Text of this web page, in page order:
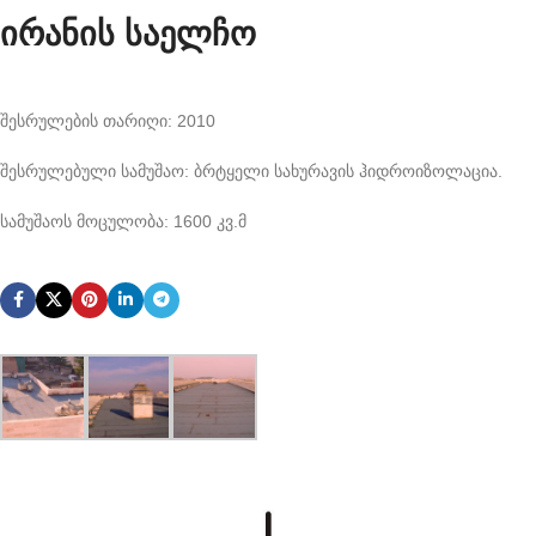
ირანის საელჩო
შესრულების თარიღი: 2010
შესრულებული სამუშაო: ბრტყელი სახურავის ჰიდროიზოლაცია.
სამუშაოს მოცულობა: 1600 კვ.მ